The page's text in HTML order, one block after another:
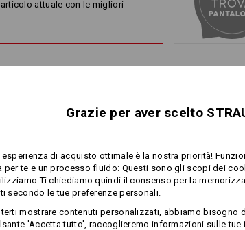
pensato
incluse)
Materiale:
Manutenzione:
Lavaggio in
Asciugare
in modo
Non lavare a
1 / 2
1 / 2
attuale con le migliori
Grazie per aver scelto
esperienza di acquisto ottimale è la nostra priorità!
per te e un processo fluido: Questi sono gli scopi dei
chiediamo quindi il consenso per la
secondo le tue preferenze personali.
mostrare contenuti personalizzati, abbiamo bisogno
'Accetta tutto', raccoglieremo informazioni sulle